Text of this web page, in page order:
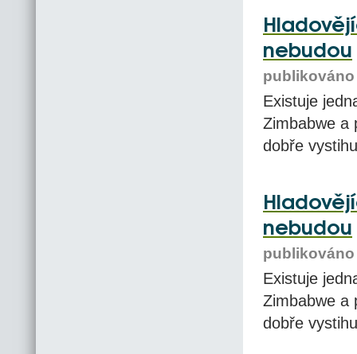
nebudou
publikováno
Existuje
Zimbabwe a
dobře
nebudou
publikováno
Existuje
Zimbabwe a
dobře